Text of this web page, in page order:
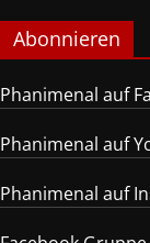
Abonnieren
Phanimenal auf
Phanimenal auf
Phanimenal auf